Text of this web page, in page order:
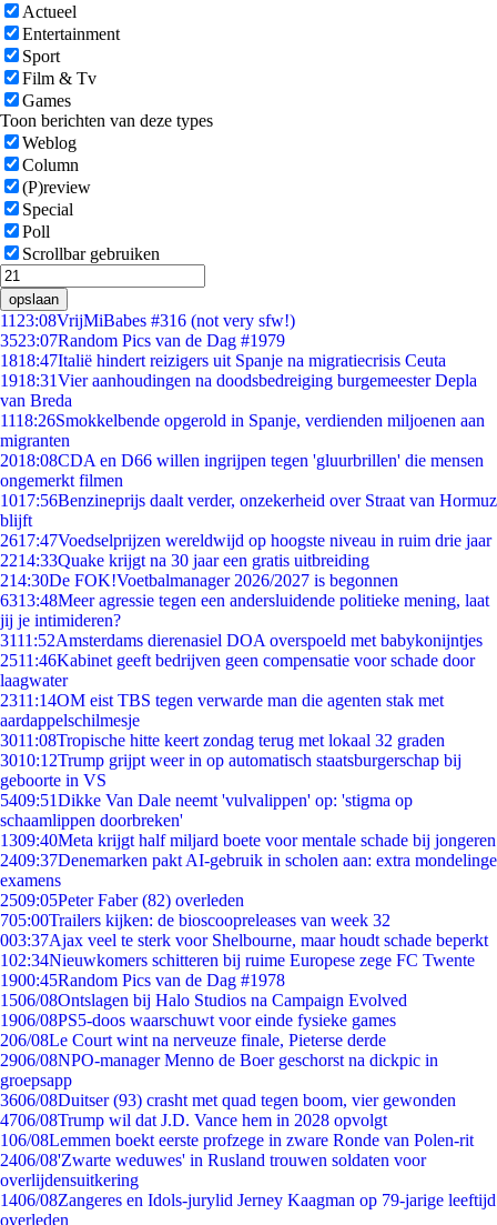
Actueel
Entertainment
Sport
Film & Tv
Games
Toon berichten van deze types
Weblog
Column
(P)review
Special
Poll
Scrollbar gebruiken
opslaan
11 23:08VrijMiBabes #316 (not very sfw!)
3523:07Random Pics van de Dag #1979
1818:47Italië hindert reizigers uit Spanje na migratiecrisis Ceuta
1918:31Vier aanhoudingen na doodsbedreiging burgemeester Depla
van Breda
1118:26Smokkelbende opgerold in Spanje, verdienden miljoenen aan
migranten
2018:08CDA en D66 willen ingrijpen tegen 'gluurbrillen' die mensen
ongemerkt filmen
1017:56Benzineprijs daalt verder, onzekerheid over Straat van Hormuz
blijft
2617:47Voedselprijzen wereldwijd op hoogste niveau in ruim drie jaar
2214:33Quake krijgt na 30 jaar een gratis uitbreiding
214:30De FOK!Voetbalmanager 2026/2027 is begonnen
6313:48Meer agressie tegen een andersluidende politieke mening, laat
jij je intimideren?
3111:52Amsterdams dierenasiel DOA overspoeld met babykonijntjes
2511:46Kabinet geeft bedrijven geen compensatie voor schade door
laagwater
2311:14OM eist TBS tegen verwarde man die agenten stak met
aardappelschilmesje
3011:08Tropische hitte keert zondag terug met lokaal 32 graden
3010:12Trump grijpt weer in op automatisch staatsburgerschap bij
geboorte in VS
5409:51Dikke Van Dale neemt 'vulvalippen' op: 'stigma op
schaamlippen doorbreken'
1309:40Meta krijgt half miljard boete voor mentale schade bij jongeren
2409:37Denemarken pakt AI-gebruik in scholen aan: extra mondelinge
examens
2509:05Peter Faber (82) overleden
705:00Trailers kijken: de bioscoopreleases van week 32
003:37Ajax veel te sterk voor Shelbourne, maar houdt schade beperkt
102:34Nieuwkomers schitteren bij ruime Europese zege FC Twente
1900:45Random Pics van de Dag #1978
1506/08Ontslagen bij Halo Studios na Campaign Evolved
1906/08PS5-doos waarschuwt voor einde fysieke games
206/08Le Court wint na nerveuze finale, Pieterse derde
2906/08NPO-manager Menno de Boer geschorst na dickpic in
groepsapp
3606/08Duitser (93) crasht met quad tegen boom, vier gewonden
4706/08Trump wil dat J.D. Vance hem in 2028 opvolgt
106/08Lemmen boekt eerste profzege in zware Ronde van Polen-rit
2406/08'Zwarte weduwes' in Rusland trouwen soldaten voor
overlijdensuitkering
1406/08Zangeres en Idols-jurylid Jerney Kaagman op 79-jarige leeftijd
overleden